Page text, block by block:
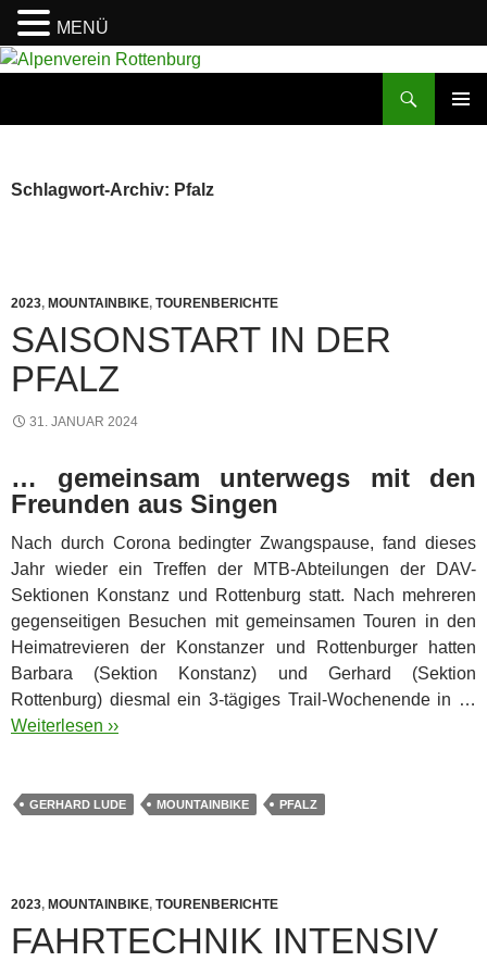
Zum
Schlagwort-Archiv: Pfalz
2023, MOUNTAINBIKE, TOURENBERICHTE
SAISONSTART IN DER
PFALZ
31. JANUAR 2024
… gemeinsam unterwegs mit den
Freunden aus Singen
Nach durch Corona bedingter Zwangspause, fand dieses
Jahr wieder ein Treffen der MTB-Abteilungen der DAV-
Sektionen Konstanz und Rottenburg statt. Nach mehreren
gegenseitigen Besuchen mit gemeinsamen Touren in den
Heimatrevieren der Konstanzer und Rottenburger hatten
Barbara (Sektion Konstanz) und Gerhard (Sektion
Rottenburg) diesmal ein 3-tägiges Trail-Wochenende in …
Weiterlesen ››
GERHARD LUDE MOUNTAINBIKE PFALZ
2023, MOUNTAINBIKE, TOURENBERICHTE
FAHRTECHNIK INTENSIV
MENÜ